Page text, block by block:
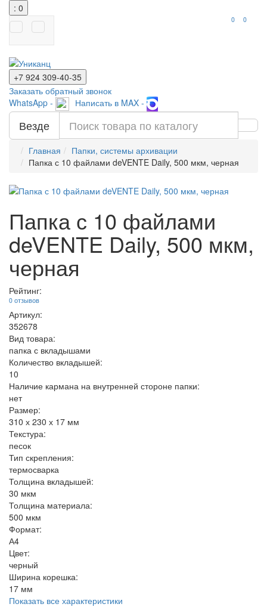
: 0
0 0
+7 924 309-40-35
Заказать обратный звонок
WhatsApp -
Написать в MAX -
Везде
Главная
Папки, системы архивации
Папка с 10 файлами deVENTE Daily, 500 мкм, черная
Папка с 10 файлами
deVENTE Daily, 500 мкм,
черная
Рейтинг:
0 отзывов
Артикул:
352678
Вид товара:
папка с вкладышами
Количество вкладышей:
10
Наличие кармана на внутренней стороне папки:
нет
Размер:
310 х 230 х 17 мм
Текстура:
песок
Тип скрепления:
термосварка
Толщина вкладышей:
30 мкм
Толщина материала:
500 мкм
Формат:
А4
Цвет:
черный
Ширина корешка:
17 мм
Показать все характеристики